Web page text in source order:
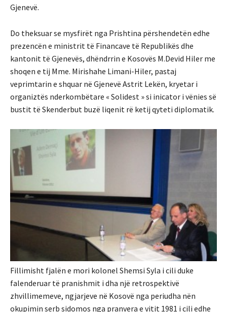
Gjenevë.
Do theksuar se mysfirët nga Prishtina përshendetën edhe
prezencën e ministrit të Financave të Republikës dhe
kantonit të Gjenevës, dhëndrrin e Kosovës M.Devid Hiler me
shoqen e tij Mme. Mirishahe Limani-Hiler, pastaj
veprimtarin e shquar në Gjenevë Astrit Lekën, kryetar i
organiztës nderkombëtare « Solidest » si inicator i vënies së
bustit të Skenderbut buzë liqenit rë ketij qyteti diplomatik.
Fillimisht fjalën e mori kolonel Shemsi Syla i cili duke
falenderuar të pranishmit i dha një retrospektivë
zhvillimemeve, ngjarjeve në Kosovë nga periudha nën
okupimin serb sidomos nga pranvera e vitit 1981 i cili edhe